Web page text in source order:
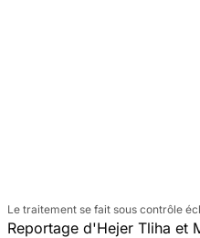
Le traitement se fait sous contrôle
Reportage d'Hejer Tliha et